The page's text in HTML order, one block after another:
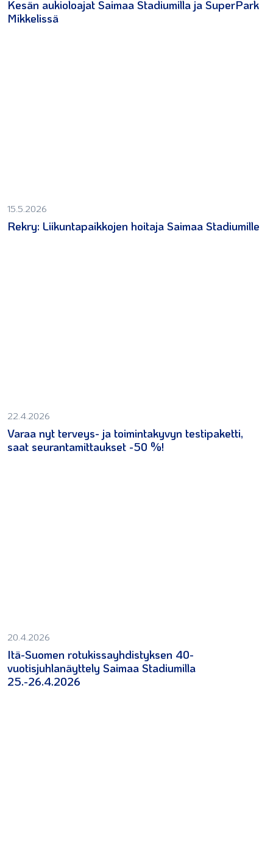
Kesän aukioloajat Saimaa Stadiumilla ja SuperPark
Mikkelissä
15.5.2026
Rekry: Liikuntapaikkojen hoitaja Saimaa Stadiumille
22.4.2026
Varaa nyt terveys- ja toimintakyvyn testipaketti,
saat seurantamittaukset -50 %!
20.4.2026
Itä-Suomen rotukissayhdistyksen 40-
vuotisjuhlanäyttely Saimaa Stadiumilla
25.-26.4.2026